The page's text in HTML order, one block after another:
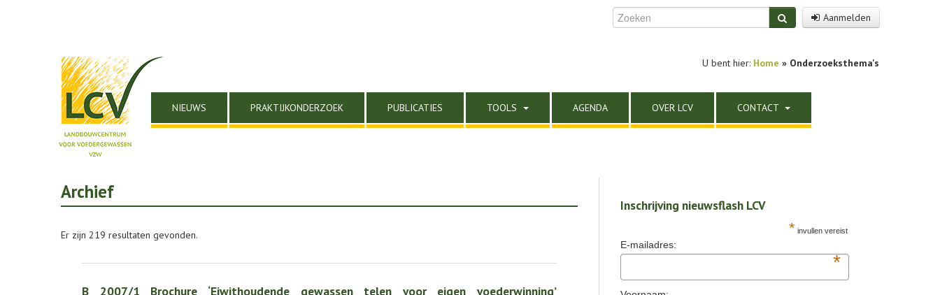
Aanmelden
U bent hier: Home » Onderzoeksthema's
NIEUWS PRAKTIJKONDERZOEK PUBLICATIES TOOLS AGENDA OVER LCV CONTACT
Archief
Er zijn 219 resultaten gevonden.
B 2007/1 Brochure ‘Eiwithoudende gewassen telen voor eigen voederwinning’
Inschrijving nieuwsflash LCV
* invullen vereist
E-mailadres:
*